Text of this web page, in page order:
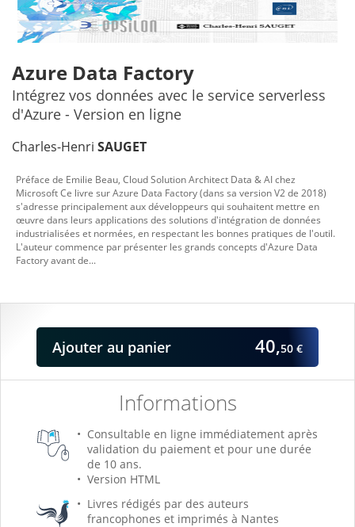
Azure Data Factory
Intégrez vos données avec le service serverless
d'Azure - Version en ligne
Charles-Henri SAUGET
Informations
Consultable en ligne immédiatement après
validation du paiement et pour une durée
de 10 ans.
Version HTML
Livres rédigés par des auteurs
francophones et imprimés à Nantes
Ajouter au panier 40,50 €
Préface de Emilie Beau, Cloud Solution Architect Data & AI chez
Microsoft Ce livre sur Azure Data Factory (dans sa version V2 de 2018)
s'adresse principalement aux développeurs qui souhaitent mettre en
œuvre dans leurs applications des solutions d'intégration de données
industrialisées et normées, en respectant les bonnes pratiques de l'outil.
L'auteur commence par présenter les grands concepts d'Azure Data
Factory avant de...